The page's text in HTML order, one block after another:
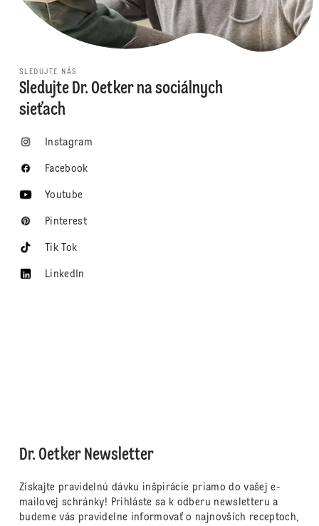
SLEDUJTE NÁS
Sledujte Dr. Oetker na sociálnych
sieťach
Instagram
Facebook
Youtube
Pinterest
Tik Tok
LinkedIn
Dr. Oetker Newsletter
Získajte pravidelnú dávku inšpirácie priamo do vašej e-
mailovej schránky! Prihláste sa k odberu newsletteru a
budeme vás pravidelne informovať o najnovších receptoch,